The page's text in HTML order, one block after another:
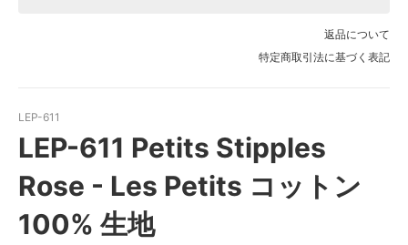
返品について
特定商取引法に基づく表記
LEP-611
LEP-611 Petits Stipples
Rose - Les Petits コットン
100% 生地